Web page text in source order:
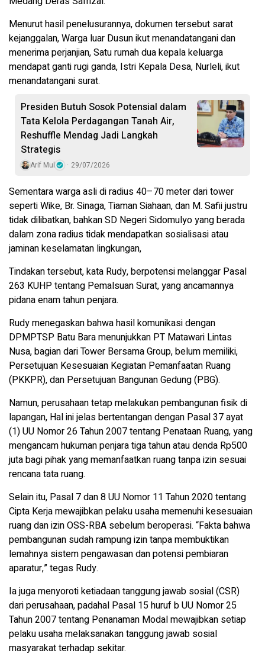
Menurut hasil penelusurannya, dokumen tersebut sarat
kejanggalan, Warga luar Dusun ikut menandatangani dan
menerima perjanjian, Satu rumah dua kepala keluarga
mendapat ganti rugi ganda, Istri Kepala Desa, Nurleli, ikut
menandatangani surat.
Presiden Butuh Sosok Potensial dalam
Tata Kelola Perdagangan Tanah Air,
Reshuffle Mendag Jadi Langkah
Strategis
Arif Mul 29/07/2026
Sementara warga asli di radius 40–70 meter dari tower
seperti Wike, Br. Sinaga, Tiaman Siahaan, dan M. Safii justru
tidak dilibatkan, bahkan SD Negeri Sidomulyo yang berada
dalam zona radius tidak mendapatkan sosialisasi atau
jaminan keselamatan lingkungan,
Tindakan tersebut, kata Rudy, berpotensi melanggar Pasal
263 KUHP tentang Pemalsuan Surat, yang ancamannya
pidana enam tahun penjara.
Rudy menegaskan bahwa hasil komunikasi dengan
DPMPTSP Batu Bara menunjukkan PT Matawari Lintas
Nusa, bagian dari Tower Bersama Group, belum memiliki,
Persetujuan Kesesuaian Kegiatan Pemanfaatan Ruang
(PKKPR), dan Persetujuan Bangunan Gedung (PBG).
Namun, perusahaan tetap melakukan pembangunan fisik di
lapangan, Hal ini jelas bertentangan dengan Pasal 37 ayat
(1) UU Nomor 26 Tahun 2007 tentang Penataan Ruang, yang
mengancam hukuman penjara tiga tahun atau denda Rp500
juta bagi pihak yang memanfaatkan ruang tanpa izin sesuai
rencana tata ruang.
Selain itu, Pasal 7 dan 8 UU Nomor 11 Tahun 2020 tentang
Cipta Kerja mewajibkan pelaku usaha memenuhi kesesuaian
ruang dan izin OSS-RBA sebelum beroperasi. “Fakta bahwa
pembangunan sudah rampung izin tanpa membuktikan
lemahnya sistem pengawasan dan potensi pembiaran
aparatur,” tegas Rudy.
Ia juga menyoroti ketiadaan tanggung jawab sosial (CSR)
dari perusahaan, padahal Pasal 15 huruf b UU Nomor 25
Tahun 2007 tentang Penanaman Modal mewajibkan setiap
pelaku usaha melaksanakan tanggung jawab sosial
masyarakat terhadap sekitar.